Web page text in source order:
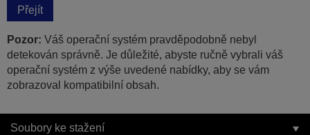
Přejít
Pozor: Váš operační systém pravděpodobně nebyl
detekován správně. Je důležité, abyste ručně vybrali váš
operační systém z výše uvedené nabídky, aby se vám
zobrazoval kompatibilní obsah.
Soubory ke stažení